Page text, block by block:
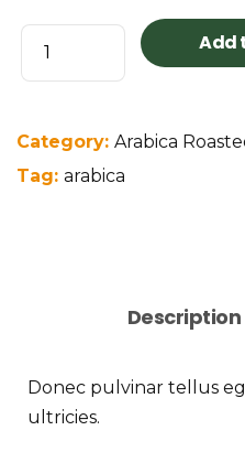
Nicaragua
Traditional
Add
Category: Arabica
Tag: arabica
Description
Donec pulvinar tellus
ultricies.